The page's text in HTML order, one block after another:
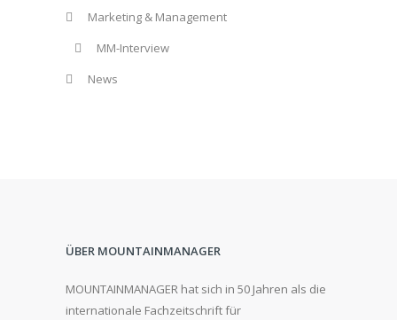
Marketing & Management
MM-Interview
News
ÜBER MOUNTAINMANAGER
MOUNTAINMANAGER hat sich in 50 Jahren als die
internationale Fachzeitschrift für